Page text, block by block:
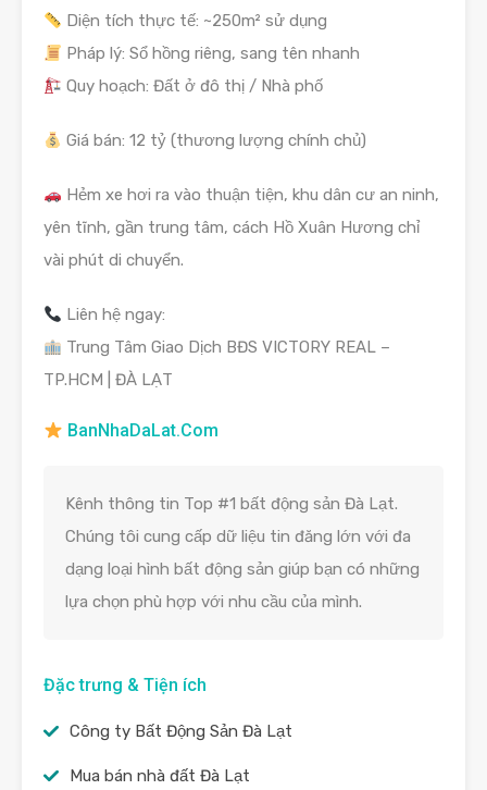
Diện tích thực tế: ~250m² sử dụng
Pháp lý: Sổ hồng riêng, sang tên nhanh
Quy hoạch: Đất ở đô thị / Nhà phố
Giá bán: 12 tỷ (thương lượng chính chủ)
Hẻm xe hơi ra vào thuận tiện, khu dân cư an ninh,
yên tĩnh, gần trung tâm, cách Hồ Xuân Hương chỉ
vài phút di chuyển.
Liên hệ ngay:
Trung Tâm Giao Dịch BĐS VICTORY REAL –
TP.HCM | ĐÀ LẠT
BanNhaDaLat.Com
Kênh thông tin Top #1 bất động sản Đà Lạt.
Chúng tôi cung cấp dữ liệu tin đăng lớn với đa
dạng loại hình bất động sản giúp bạn có những
lựa chọn phù hợp với nhu cầu của mình.
Đặc trưng & Tiện ích
Công ty Bất Động Sản Đà Lạt
Mua bán nhà đất Đà Lạt